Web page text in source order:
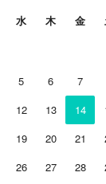
水 木 金
5 6 7
12 13 14
19 20 21
26 27 28